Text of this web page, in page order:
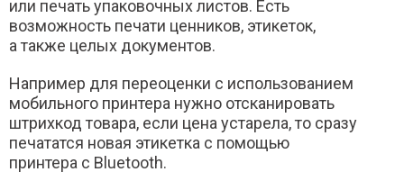
или печать упаковочных листов. Есть
возможность печати ценников, этикеток,
а также целых документов.
Например для переоценки с использованием
мобильного принтера нужно отсканировать
штрихкод товара, если цена устарела, то сразу
печататся новая этикетка с помощью
принтера с Bluetooth.